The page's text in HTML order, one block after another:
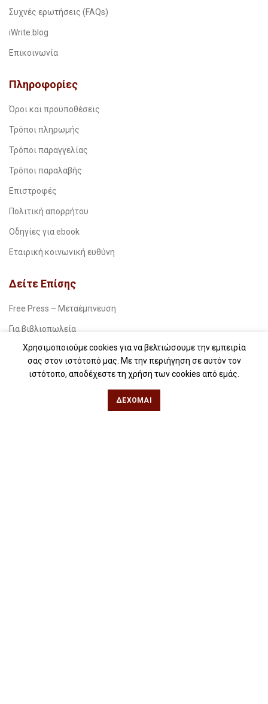
Συχνές ερωτήσεις (FAQs)
iWrite.blog
Επικοινωνία
Πληροφορίες
Όροι και προϋποθέσεις
Τρόποι πληρωμής
Τρόποι παραγγελίας
Τρόποι παραλαβής
Επιστροφές
Πολιτική απορρήτου
Οδηγίες για ebook
Εταιρική κοινωνική ευθύνη
Δείτε Επίσης
Free Press – Μεταέμπνευση
Για βιβλιοπωλεία
Για λέσχες ανάγνωσης
Για δημοσιογράφους
Χρησιμοποιούμε cookies για να βελτιώσουμε την εμπειρία
σας στον ιστότοπό μας. Με την περιήγηση σε αυτόν τον
ιστότοπο, αποδέχεστε τη χρήση των cookies από εμάς.
ΔΈΧΟΜΑΙ